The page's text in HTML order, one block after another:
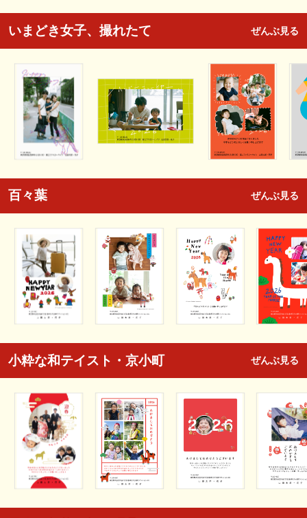
いまどき女子、撮れたて ぜんぶ見る
百々葉 ぜんぶ見る
小粋な和テイスト・京小町 ぜんぶ見る